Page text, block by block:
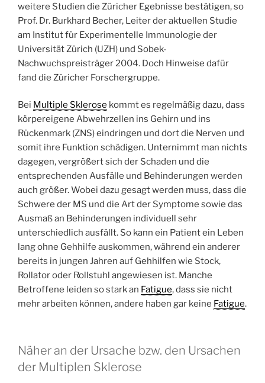
weitere Studien die Züricher Egebnisse bestätigen, so
Prof. Dr. Burkhard Becher, Leiter der aktuellen Studie
am Institut für Experimentelle Immunologie der
Universität Zürich (UZH) und Sobek-
Nachwuchspreisträger 2004. Doch Hinweise dafür
fand die Züricher Forschergruppe.
Bei Multiple Sklerose kommt es regelmäßig dazu, dass
körpereigene Abwehrzellen ins Gehirn und ins
Rückenmark (ZNS) eindringen und dort die Nerven und
somit ihre Funktion schädigen. Unternimmt man nichts
dagegen, vergrößert sich der Schaden und die
entsprechenden Ausfälle und Behinderungen werden
auch größer. Wobei dazu gesagt werden muss, dass die
Schwere der MS und die Art der Symptome sowie das
Ausmaß an Behinderungen individuell sehr
unterschiedlich ausfällt. So kann ein Patient ein Leben
lang ohne Gehhilfe auskommen, während ein anderer
bereits in jungen Jahren auf Gehhilfen wie Stock,
Rollator oder Rollstuhl angewiesen ist. Manche
Betroffene leiden so stark an Fatigue, dass sie nicht
mehr arbeiten können, andere haben gar keine Fatigue.
Näher an der Ursache bzw. den Ursachen
der Multiplen Sklerose